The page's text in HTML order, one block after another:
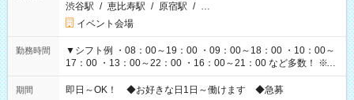
渋谷駅 / 恵比寿駅 / 原宿駅 / …
イベント会場
勤務時間
▼シフト例 ・08：00～19：00 ・09：00～18：00 ・10：00～
17：00 ・13：00～22：00 ・16：00～21：00 など多数！ ※お
仕事により勤務時間が異なります
期間 即日～OK！ ◆お好きな日1日～働けます ◆急募